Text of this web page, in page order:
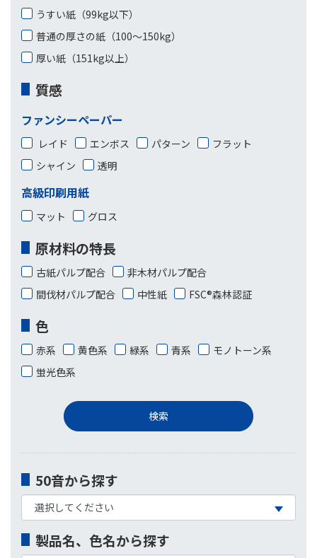
うすい紙（99kg以下）
普通の厚さの紙（100〜150kg）
厚い紙（151kg以上）
質感
ファンシーペーパー
レイド エンボス パターン
フラット
シャイン
透明
高級印刷用紙
マット グロス
原材料の特長
古紙パルプ配合
非木材パルプ配合
間伐材パルプ配合
中性紙 FSC®森林認証
色
赤系 黄色系 緑系 青系
モノトーン系
蛍光色系
50音から探す
製品名、色名から探す